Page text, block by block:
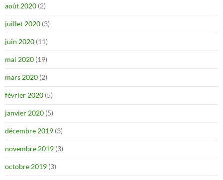
août 2020 (2)
juillet 2020 (3)
juin 2020 (11)
mai 2020 (19)
mars 2020 (2)
février 2020 (5)
janvier 2020 (5)
décembre 2019 (3)
novembre 2019 (3)
octobre 2019 (3)